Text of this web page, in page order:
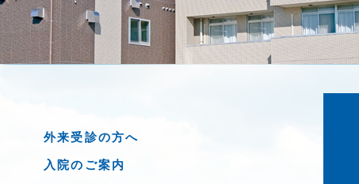
外来受診の方へ
入院のご案内